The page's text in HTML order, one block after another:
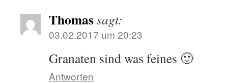
Thomassagt:
03.02.2017 um 20:23
Granaten sind was feines 🙂
Antworten